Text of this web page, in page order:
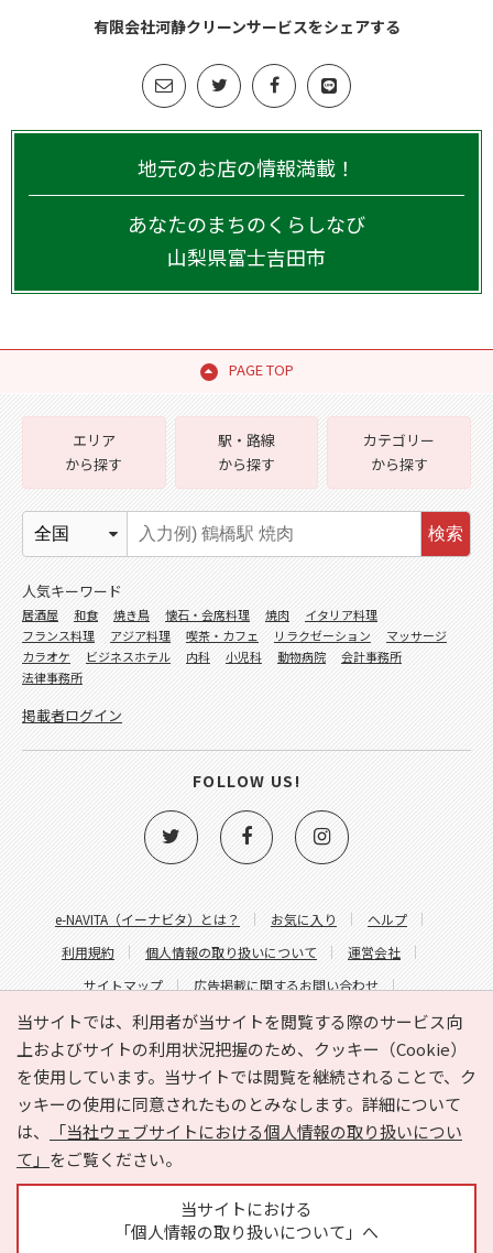
有限会社河静クリーンサービスをシェアする
地元のお店の情報満載！
あなたのまちのくらしなび
山梨県富士吉田市
PAGE TOP
当サイトでは、利用者が当サイトを閲覧する際のサービス向
上およびサイトの利用状況把握のため、クッキー（Cookie）
を使用しています。当サイトでは閲覧を継続されることで、ク
ッキーの使用に同意されたものとみなします。詳細について
は、
「当社ウェブサイトにおける個人情報の取り扱いについ
て」 をご覧ください。
当サイトにおける
「個人情報の取り扱いについて」へ
e-NAVITA（イーナビタ）とは？ お気に入り
ヘルプ
利用規約
個人情報の取り扱いについて
運営会社
サイトマップ
広告掲載に関するお問い合わせ
サイトの内容に関するお問い合わせ
エリア
から探す
駅・路線
から探す
カテゴリー
から探す
検索
人気キーワード
居酒屋 和食 焼き鳥 懐石・会席料理 焼肉
イタリア料理
フランス料理
アジア料理 喫茶・カフェ リラクゼーション
マッサージ
カラオケ
ビジネスホテル 内科 小児科 動物病院
会計事務所
法律事務所
掲載者ログイン
FOLLOW US!
Copyright © HYOJITO.Co.,Ltd. All Rights Reserved.